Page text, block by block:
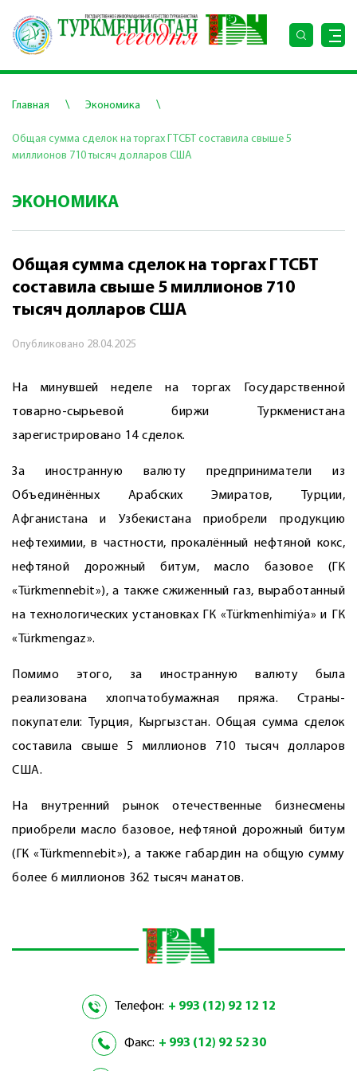
Главная \ Экономика \
Общая сумма сделок на торгах ГТСБТ составила свыше 5
миллионов 710 тысяч долларов США
ЭКОНОМИКА
Общая сумма сделок на торгах ГТСБТ
составила свыше 5 миллионов 710
тысяч долларов США
Опубликовано 28.04.2025
На минувшей неделе на торгах Государственной
товарно-сырьевой биржи Туркменистана
зарегистрировано 14 сделок.
За иностранную валюту предприниматели из
Объединённых Арабских Эмиратов, Турции,
Афганистана и Узбекистана приобрели продукцию
нефтехимии, в частности, прокалённый нефтяной кокс,
нефтяной дорожный битум, масло базовое (ГК
«Türkmennebit»), а также сжиженный газ, выработанный
на технологических установках ГК «Türkmenhimiýa» и ГК
«Türkmengaz».
Помимо этого, за иностранную валюту была
реализована хлопчатобумажная пряжа. Страны-
покупатели: Турция, Кыргызстан. Общая сумма сделок
составила свыше 5 миллионов 710 тысяч долларов
США.
На внутренний рынок отечественные бизнесмены
приобрели масло базовое, нефтяной дорожный битум
(ГК «Türkmennebit»), а также габардин на общую сумму
более 6 миллионов 362 тысяч манатов.
Телефон: + 993 (12) 92 12 12
Факс: + 993 (12) 92 52 30